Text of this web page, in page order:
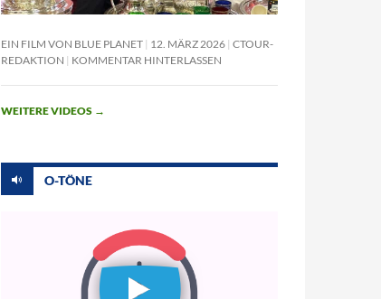
EIN FILM VON BLUE PLANET 12. MÄRZ 2026 CTOUR-
REDAKTION
KOMMENTAR HINTERLASSEN
WEITERE VIDEOS →
O-TÖNE